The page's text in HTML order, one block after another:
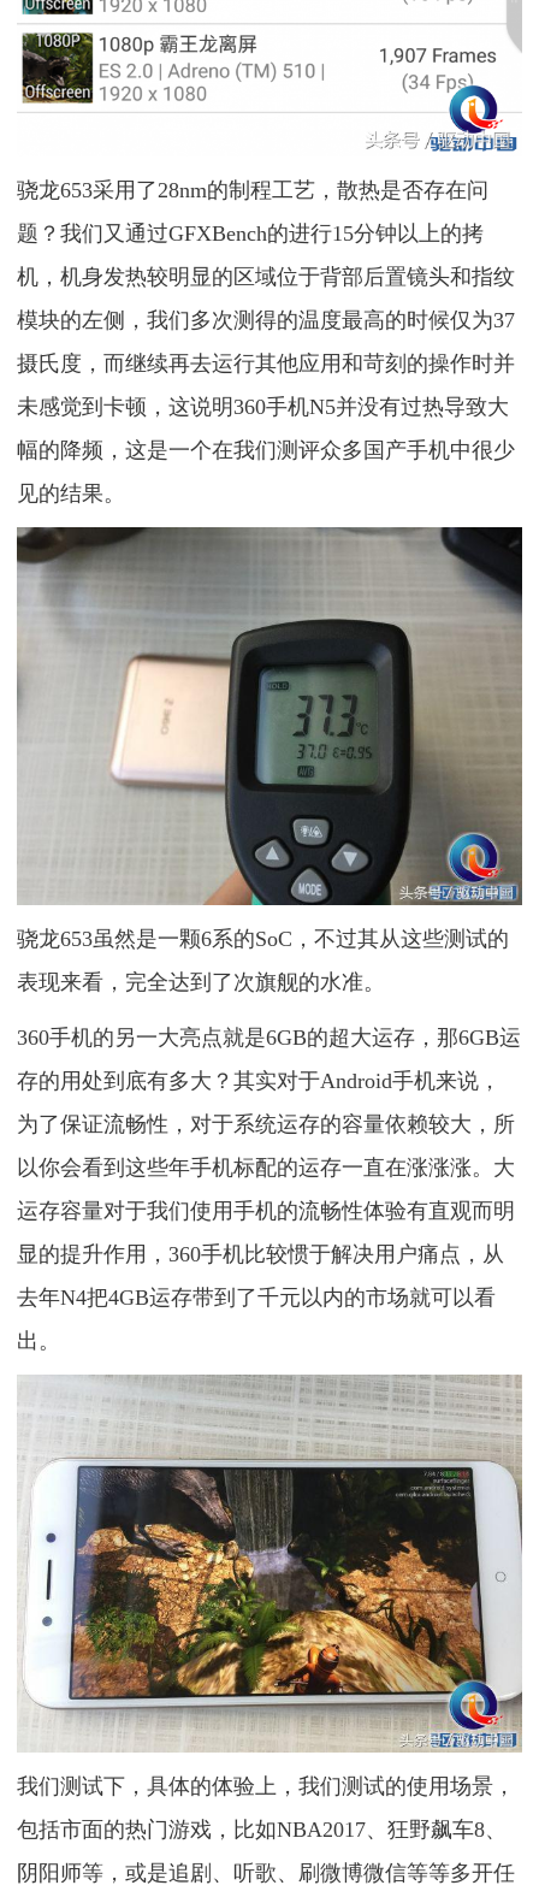
骁龙653采用了28nm的制程工艺，散热是否存在问
题？我们又通过GFXBench的进行15分钟以上的拷
机，机身发热较明显的区域位于背部后置镜头和指纹
模块的左侧，我们多次测得的温度最高的时候仅为37
摄氏度，而继续再去运行其他应用和苛刻的操作时并
未感觉到卡顿，这说明360手机N5并没有过热导致大
幅的降频，这是一个在我们测评众多国产手机中很少
见的结果。
骁龙653虽然是一颗6系的SoC，不过其从这些测试的
表现来看，完全达到了次旗舰的水准。
360手机的另一大亮点就是6GB的超大运存，那6GB运
存的用处到底有多大？其实对于Android手机来说，
为了保证流畅性，对于系统运存的容量依赖较大，所
以你会看到这些年手机标配的运存一直在涨涨涨。大
运存容量对于我们使用手机的流畅性体验有直观而明
显的提升作用，360手机比较惯于解决用户痛点，从
去年N4把4GB运存带到了千元以内的市场就可以看
出。
我们测试下，具体的体验上，我们测试的使用场景，
包括市面的热门游戏，比如NBA2017、狂野飙车8、
阴阳师等，或是追剧、听歌、刷微博微信等等多开任